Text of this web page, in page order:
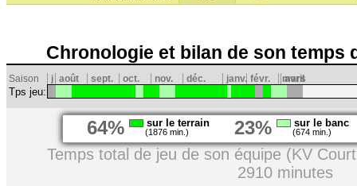
Chronologie et bilan de son temps
Saison j août sept. oct. nov. déc. janv. févr. mars
avril
Tps jeu:
64% sur le terrain
(1876 min.) 23% sur le banc
(674 min.)
Temps total de jeu de son équipe (KV
2910 minutes